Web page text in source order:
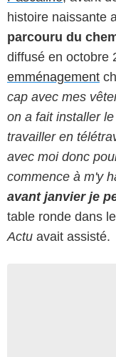
histoire naissante
parcouru du
diffusé en octobre
emménagement
cap avec mes
on a fait installer
travailler en
avec moi donc
commence à m'y
avant janvier je
table ronde dans
Actu avait assisté.